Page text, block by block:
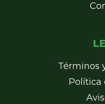
Términos
Política